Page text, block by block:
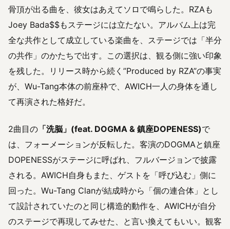
骨頂が出る曲を、彼女はあえてソロで鳴らした。RZAも
Joey Bada$$もステージには立たない。アルバム上は完
全な共作として成立している楽曲を、ステージでは「半分
の共作」のかたちで出す。この選択は、観る側に強い印象
を残した。リリース時から続く”Produced by RZA”の事実
が、Wu-Tang本体の前座枠で、AWICH一人の身体を通し
て再演された格好だ。
2曲目の 「洗脳」(feat. DOGMA & 鎮座DOPENESS)で
は、フォーメーションが反転した。客演のDOGMAと鎮座
DOPENESSがステージに呼ばれ、フルバージョンで披露
される。AWICH自身もまた、ゲストを「呼び込む」側に
回った。Wu-Tang Clanが結成時から「個の連合体」とし
て設計されていたのと同じ構造的動作を、AWICHが自分
のステージで再現してみせた、と言い換えてもいい。観客